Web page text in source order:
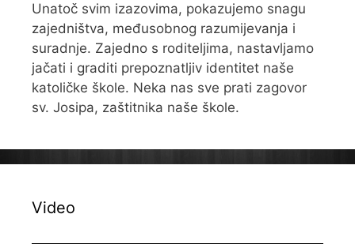
Unatoč svim izazovima, pokazujemo snagu
zajedništva, međusobnog razumijevanja i
suradnje. Zajedno s roditeljima, nastavljamo
jačati i graditi prepoznatljiv identitet naše
katoličke škole. Neka nas sve prati zagovor
sv. Josipa, zaštitnika naše škole.
Video